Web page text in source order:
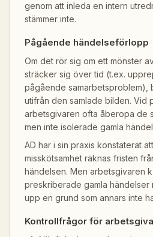
genom att inleda en intern
stämmer inte.
Pågående händelseförlopp
Om det rör sig om ett mönster
sträcker sig över tid (t.ex.
pågående samarbetsproblem),
utifrån den samlade bilden. Vid
arbetsgivaren ofta åberopa de
men inte isolerade gamla
AD har i sin praxis konstaterat
misskötsamhet räknas fristen
händelsen. Men arbetsgivaren
preskriberade gamla
upp en grund som annars inte
Kontrollfrågor för